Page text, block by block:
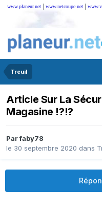
www.planeur.net | www.netcoupe.net |
Treuil
Article Sur La
Magasine !?!?
Parfaby78
le 30 septembre 2020 dans